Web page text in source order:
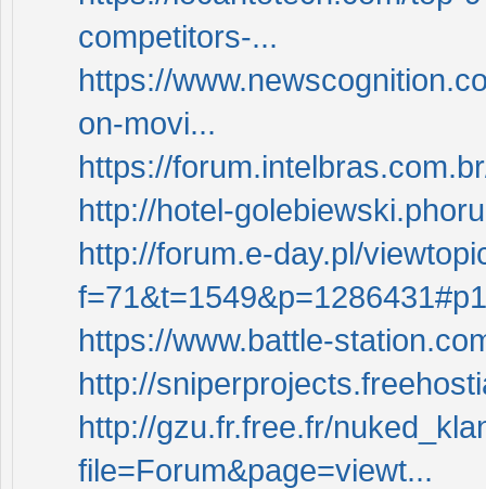
competitors-...
https://
on-movi...
https://
http://hotel-
http://forum.e-day.pl/
https://www.battle-
http://
http://gzu.fr.free.fr/
file=Forum&page=viewt...